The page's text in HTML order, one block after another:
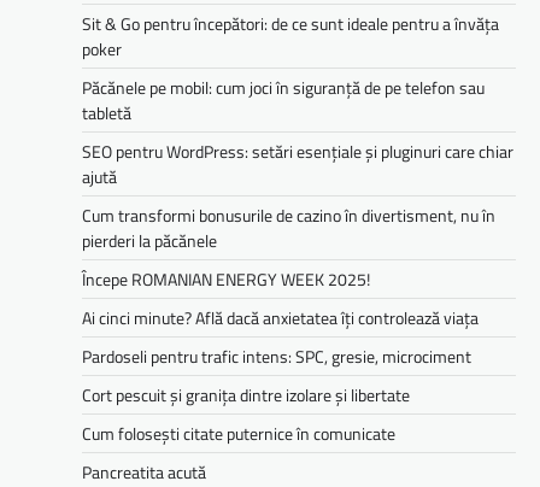
Sit & Go pentru începători: de ce sunt ideale pentru a învăța
poker
Păcănele pe mobil: cum joci în siguranță de pe telefon sau
tabletă
SEO pentru WordPress: setări esențiale și pluginuri care chiar
ajută
Cum transformi bonusurile de cazino în divertisment, nu în
pierderi la păcănele
Începe ROMANIAN ENERGY WEEK 2025!
Ai cinci minute? Află dacă anxietatea îți controlează viața
Pardoseli pentru trafic intens: SPC, gresie, microciment
Cort pescuit și granița dintre izolare și libertate
Cum folosești citate puternice în comunicate
Pancreatita acută